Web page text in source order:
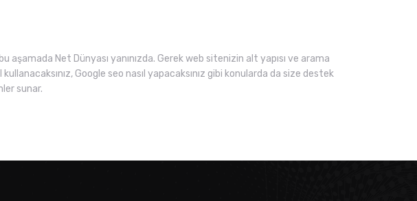
Net Dünyası yanınızda. Gerek web sitenizin alt yapısı ve arama
Google seo nasıl yapacaksınız gibi konularda da size destek
sunar.